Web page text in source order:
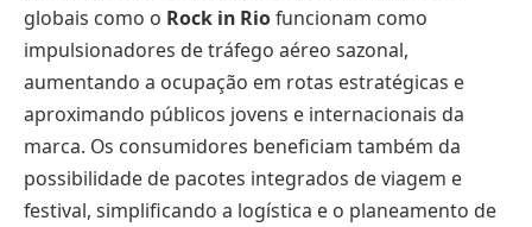
globais como o Rock in Riofuncionam como
impulsionadores de tráfego aéreo sazonal,
aumentando a ocupação em rotas estratégicas e
aproximando públicos jovens e internacionais da
marca. Os consumidores beneficiam também da
possibilidade de pacotes integrados de viagem e
festival, simplificando a logística e o planeamento de